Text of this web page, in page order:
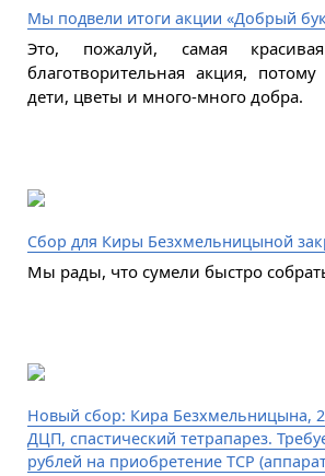
Мы подвели итоги акции «Добрый
Это, пожалуй, самая
благотворительная акция,
дети, цветы и много-много добра.
Сбор для Киры Безхмельницыной
Мы рады, что сумели быстро
Новый сбор: Кира Безхмельницына, 2
ДЦП, спастический тетрапарез.
рублей на приобретение ТСР